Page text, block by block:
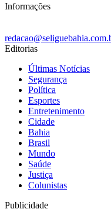
Informações
Editorias
Últimas Notícias
Segurança
Política
Esportes
Entretenimento
Cidade
Bahia
Brasil
Mundo
Saúde
Justiça
Colunistas
Publicidade